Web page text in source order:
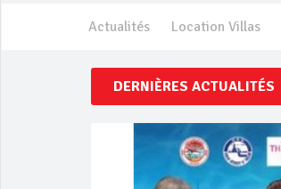
Actualités Location Villas
DERNIÈRES ACTUALITÉS